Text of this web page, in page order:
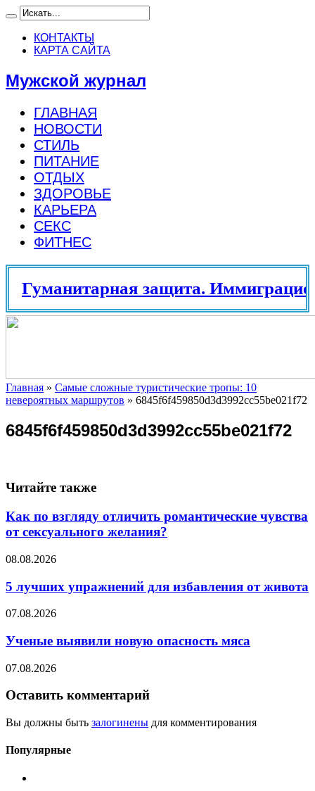
КОНТАКТЫ
КАРТА САЙТА
Мужской журнал
ГЛАВНАЯ
НОВОСТИ
СТИЛЬ
ПИТАНИЕ
ОТДЫХ
ЗДОРОВЬЕ
КАРЬЕРА
СЕКС
ФИТНЕС
Гуманитарная защита.
Главная » Самые сложные туристические тропы: 10
невероятных маршрутов » 6845f6f459850d3d3992cc55be021f72
6845f6f459850d3d3992cc55be021f72
Читайте также
Как по взгляду отличить романтические чувства
от сексуального желания?
08.08.2026
5 лучших упражнений для избавления от живота
07.08.2026
Ученые выявили новую опасность мяса
07.08.2026
Оставить комментарий
Вы должны быть залогинены для комментирования
Популярные